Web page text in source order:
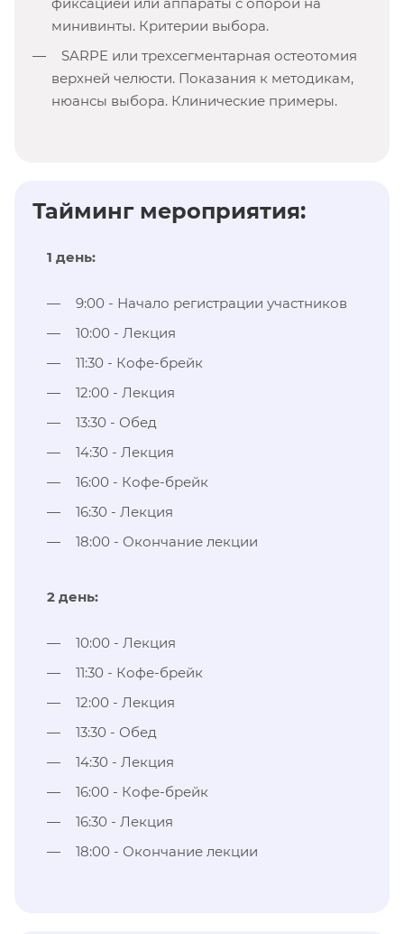
минивинты. Критерии выбора.
SARPE или трехсегментарная остеотомия
верхней челюсти. Показания к методикам,
нюансы выбора. Клинические примеры.
Тайминг мероприятия:
1 день:
9:00 - Начало регистрации участников
10:00 - Лекция
11:30 - Кофе-брейк
12:00 - Лекция
13:30 - Обед
14:30 - Лекция
16:00 - Кофе-брейк
16:30 - Лекция
18:00 - Окончание лекции
2 день:
10:00 - Лекция
11:30 - Кофе-брейк
12:00 - Лекция
13:30 - Обед
14:30 - Лекция
16:00 - Кофе-брейк
16:30 - Лекция
18:00 - Окончание лекции